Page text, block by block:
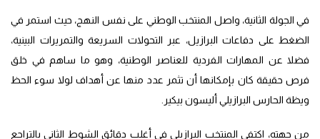
في الجولة الثانية، واصل المنتخب الوطني على نفس النهج، حيث استمر في
الضغط على دفاعات البرازيل، عبر التحولات السريعة والتمريرات البينية،
فضلا عن المهارات الفردية للعناصر الوطنية، وهو ما ساهم في خلق
فرص حقيقة كان بإمكانها أن تثمر عدد منها عن أهداف لولا سوء الحظ
ويظة الحارس البرازيلي أليسون بيكير.
من جهته، اكتفى المنتخب البرازيلي في أغلب دقائق الشوط الثاني بالتراجع